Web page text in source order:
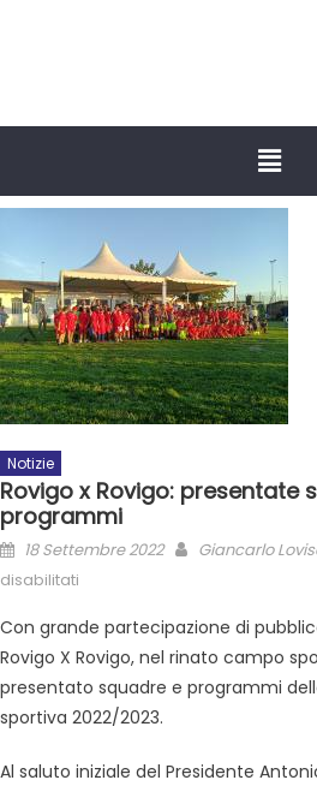
Notizie
Rovigo x Rovigo: presentate
programmi
18 Settembre 2022 Giancarlo
disabilitati
Con grande partecipazione di
Rovigo X Rovigo, nel rinato campo
presentato squadre e programmi
sportiva 2022/2023.
Al saluto iniziale del Presidente